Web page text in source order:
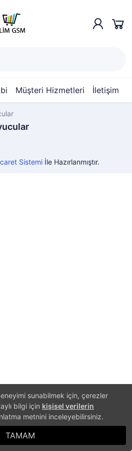
Müşteri Hizmetleri İletişim
sunabilmek için, çerezler
bilgi için kişisel verilerin
metnini inceleyebilirsiniz.
TAMAM
Sistemiİle Hazırlanmıştır.